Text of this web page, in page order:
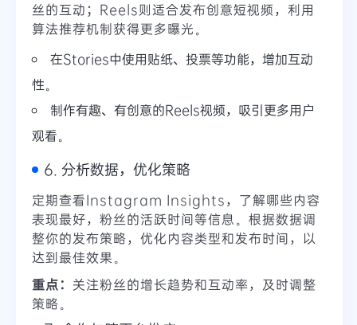
丝的互动；Reels则适合发布创意短视频，利用
算法推荐机制获得更多曝光。
在Stories中使用贴纸、投票等功能，增加互动
性。
制作有趣、有创意的Reels视频，吸引更多用户
观看。
6. 分析数据，优化策略
定期查看Instagram Insights，了解哪些内容
表现最好，粉丝的活跃时间等信息。根据数据调
整你的发布策略，优化内容类型和发布时间，以
达到最佳效果。
重点： 关注粉丝的增长趋势和互动率，及时调整
策略。